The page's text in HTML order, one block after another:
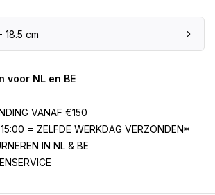
18.5 cm
voor NL en BE
VANAF €150
= ZELFDE WERKDAG VERZONDEN*
IN NL & BE